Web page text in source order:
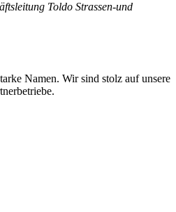
Toldo Strassen-und
Namen. Wir sind stolz auf unsere